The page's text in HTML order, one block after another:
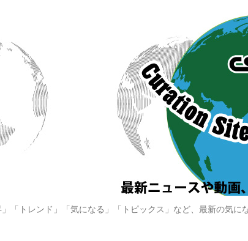
「トレンド」「気になる」「トピックス」など、最新の気